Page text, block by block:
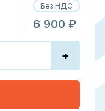
Без НДС
6 900 ₽
+